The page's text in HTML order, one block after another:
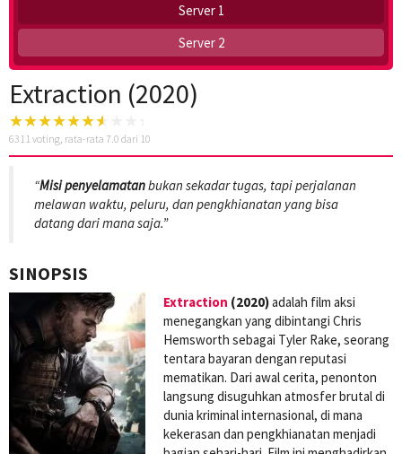
Server 1
Server 2
Extraction (2020)
6311 voting, rata-rata 7.0 dari 10
“Misi penyelamatanbukan sekadar tugas, tapi perjalanan
melawan waktu, peluru, dan pengkhianatan yang bisa
datang dari mana saja.”
SINOPSIS
Extraction (2020)adalah film aksi
menegangkan yang dibintangi Chris
Hemsworth sebagai Tyler Rake, seorang
tentara bayaran dengan reputasi
mematikan. Dari awal cerita, penonton
langsung disuguhkan atmosfer brutal di
dunia kriminal internasional, di mana
kekerasan dan pengkhianatan menjadi